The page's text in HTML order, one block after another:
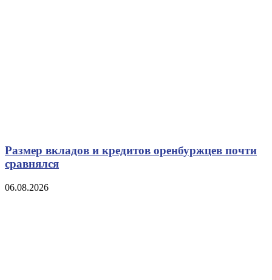
Размер вкладов и кредитов оренбуржцев почти
сравнялся
06.08.2026